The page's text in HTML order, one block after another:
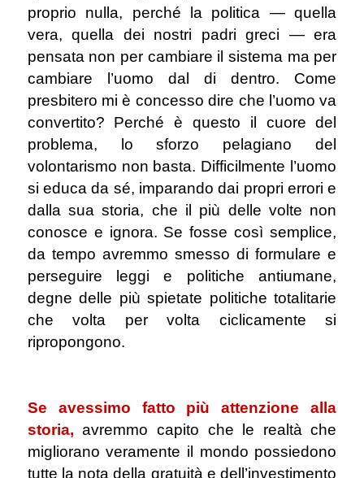
proprio nulla, perché la politica ― quella
vera, quella dei nostri padri greci ― era
pensata non per cambiare il sistema ma per
cambiare l’uomo dal di dentro. Come
presbitero mi è concesso dire che l’uomo va
convertito? Perché è questo il cuore del
problema, lo sforzo pelagiano del
volontarismo non basta. Difficilmente l’uomo
si educa da sé, imparando dai propri errori e
dalla sua storia, che il più delle volte non
conosce e ignora. Se fosse così semplice,
da tempo avremmo smesso di formulare e
perseguire leggi e politiche antiumane,
degne delle più spietate politiche totalitarie
che volta per volta ciclicamente si
ripropongono.
Se avessimo fatto più attenzione alla
storia, avremmo capito che le realtà che
migliorano veramente il mondo possiedono
tutte la nota della gratuità e dell’investimento